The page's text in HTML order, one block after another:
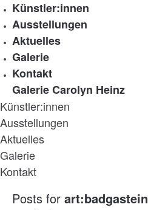
Künstler:innen
Ausstellungen
Aktuelles
Galerie
Kontakt
Galerie Carolyn Heinz
Künstler:innen
Ausstellungen
Aktuelles
Galerie
Kontakt
Posts for art:badgastein